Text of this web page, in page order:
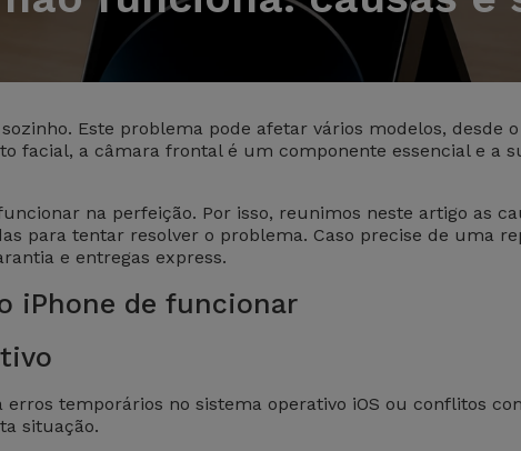
Este problema pode afetar vários modelos, desde
facial, a câmara frontal é um componente essencial e a
na perfeição. Por isso, reunimos neste artigo as
para tentar resolver o problema. Caso precise de uma
e entregas express.
iPhone de funcionar
temporários no sistema operativo iOS ou conflitos
situação.